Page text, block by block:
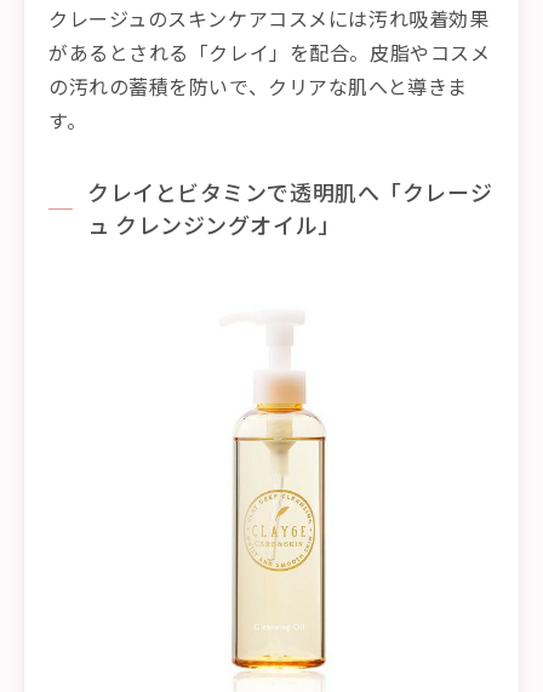
クレージュのスキンケアコスメには汚れ吸着効果
があるとされる「クレイ」を配合。皮脂やコスメ
の汚れの蓄積を防いで、クリアな肌へと導きま
す。
クレイとビタミンで透明肌へ「クレージ
ュ クレンジングオイル」